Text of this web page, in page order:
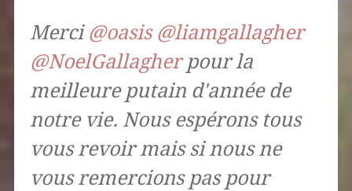
Merci @oasis @liamgallagher
@NoelGallagherpour la
meilleure putain d'année de
notre vie. Nous espérons tous
vous revoir mais si nous ne
vous remercions pas pour